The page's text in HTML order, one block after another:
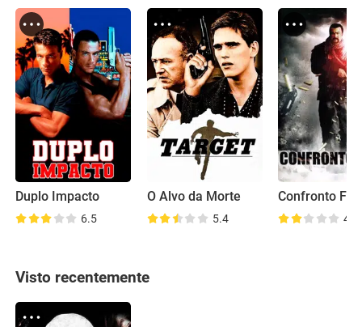
Duplo Impacto
6.5
O Alvo da Morte
5.4
Confronto
4.4
Visto recentemente